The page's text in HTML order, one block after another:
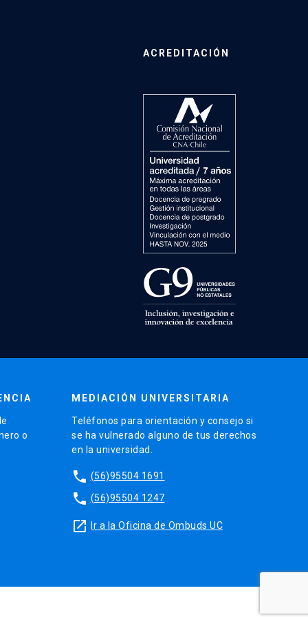
ACREDITACIÓN
o
MEDIACIÓN UNIVERSITARIA
Teléfonos para orientación y consejo si
se ha vulnerado alguno de tus derechos
en la universidad.
phone (56)95504 1691
phone (56)95504 1247
launch Ir a la Oficina de Ombuds UC